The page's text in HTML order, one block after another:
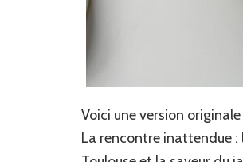
Voici une version
La rencontre inattendue :